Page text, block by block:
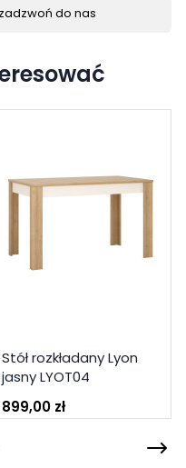
do nas
Stół rozkładany Lyon
jasny LYOT04
899,00 zł